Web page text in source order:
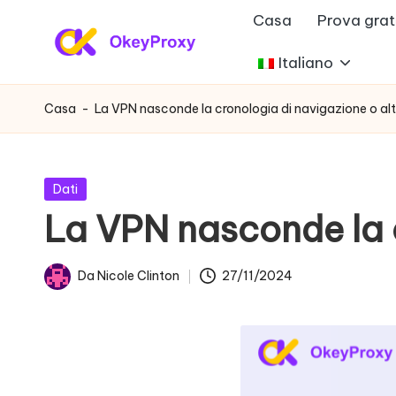
P
r
x
y
r
potenti
proxy
HTTP(S)/SOCKS5,
su
prove
di
Casa Prova
Italiano
Casa - La VPN nasconde la cronologia di navigazione o
Pubblicato
Dati
La VPN nasconde
Postato
Da Nicole Clinton 27/11/2024